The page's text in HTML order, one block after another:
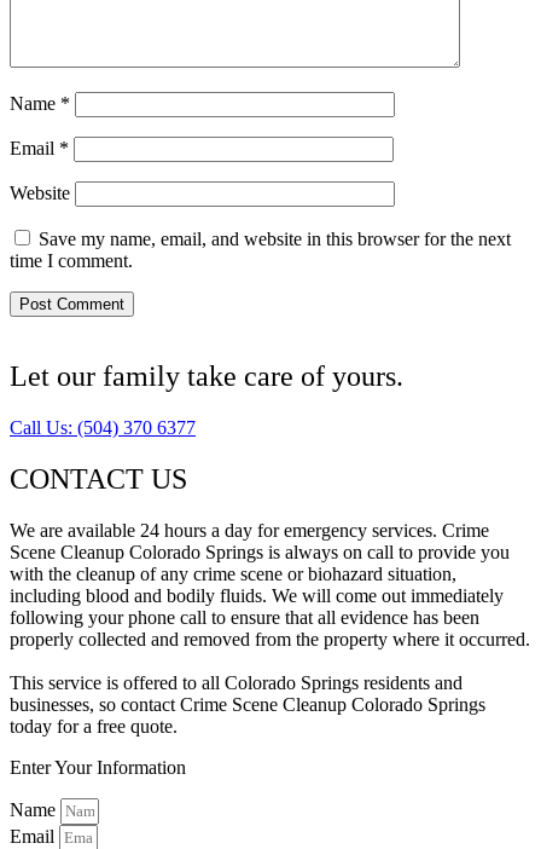
Name *
Email *
Website
Save my name, email, and website in this browser for the next
time I comment.
Let our family take care of yours.
Call Us: (504) 370 6377
CONTACT US
We are available 24 hours a day for emergency services. Crime
Scene Cleanup Colorado Springs is always on call to provide you
with the cleanup of any crime scene or biohazard situation,
including blood and bodily fluids. We will come out immediately
following your phone call to ensure that all evidence has been
properly collected and removed from the property where it occurred.
This service is offered to all Colorado Springs residents and
businesses, so contact Crime Scene Cleanup Colorado Springs
today for a free quote.
Enter Your Information
Name
Email